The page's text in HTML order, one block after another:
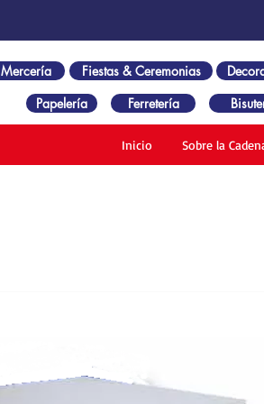
Mercería Fiestas & Ceremonias
Papelería
Ferretería
Inicio Sobre la